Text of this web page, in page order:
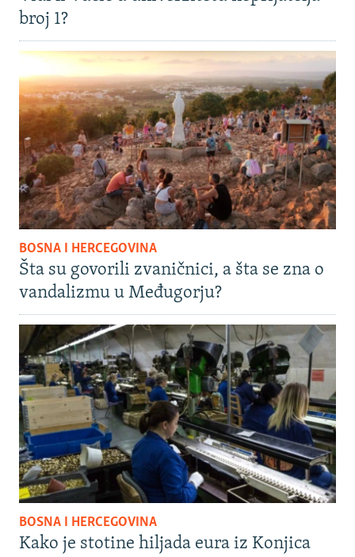
broj 1?
BOSNA I HERCEGOVINA
Šta su govorili zvaničnici, a šta se zna o
vandalizmu u Međugorju?
BOSNA I HERCEGOVINA
Kako je stotine hiljada eura iz Konjica